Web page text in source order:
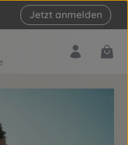
Jetzt anmelden